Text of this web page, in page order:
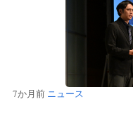
7か月前 ニュース